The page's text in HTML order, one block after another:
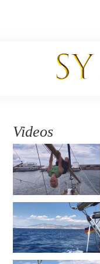
Videos